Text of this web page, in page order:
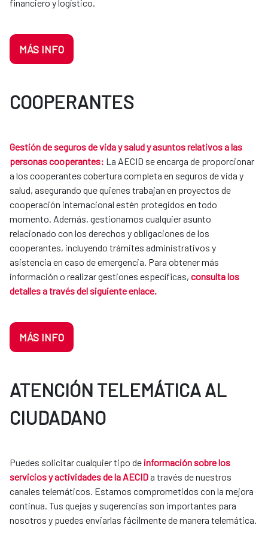
financiero y logístico.
MÁS INFO
COOPERANTES
Gestión de seguros de vida y salud y asuntos relativos a las
personas cooperantes: La AECID se encarga de proporcionar
a los cooperantes cobertura completa en seguros de vida y
salud, asegurando que quienes trabajan en proyectos de
cooperación internacional estén protegidos en todo
momento. Además, gestionamos cualquier asunto
relacionado con los derechos y obligaciones de los
cooperantes, incluyendo trámites administrativos y
asistencia en caso de emergencia. Para obtener más
información o realizar gestiones específicas, consulta los
detalles a través del siguiente enlace.
MÁS INFO
ATENCIÓN TELEMÁTICA AL
CIUDADANO
Puedes solicitar cualquier tipo de información sobre los
servicios y actividades de la AECIDa través de nuestros
canales telemáticos. Estamos comprometidos con la mejora
continua. Tus quejas y sugerencias son importantes para
nosotros y puedes enviarlas fácilmente de manera telemática.